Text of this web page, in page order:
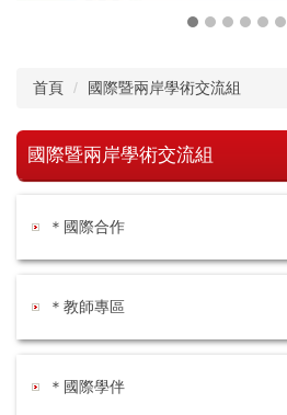
首頁 國際暨兩岸學術交流組
國際暨兩岸學術交流組
＊國際合作
＊教師專區
＊國際學伴